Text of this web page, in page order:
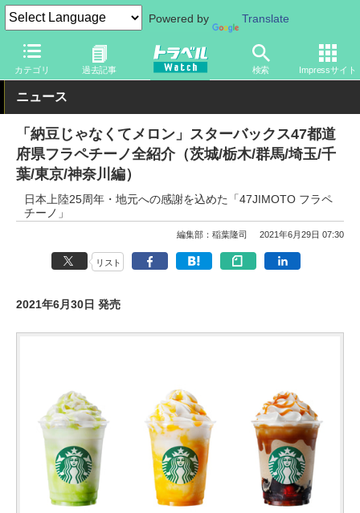
Powered by Translate
カテゴリ 過去記事 検索 Impressサイト
トラベル Watch 旅の情報 観光地
ニュース
「納豆じゃなくてメロン」スターバックス47都道
府県フラペチーノ全紹介（茨城/栃木/群馬/埼玉/千
葉/東京/神奈川編）
日本上陸25周年・地元への感謝を込めた「47JIMOTO フラペ
チーノ」
編集部：稲葉隆司 2021年6月29日 07:30
リスト
2021年6月30日 発売